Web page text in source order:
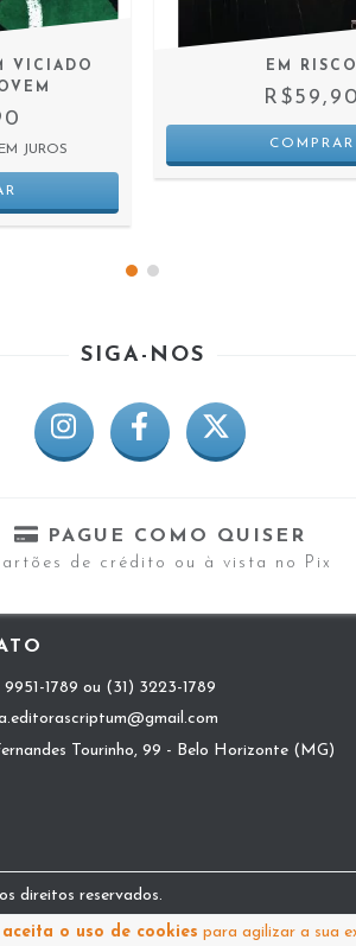
aceita o uso de cookies para agilizar a sua
VICIADO
JUROS
EM RISCO
R$59,90
SIGA-NOS
PAGUE COMO QUISER
de crédito ou à vista no Pix
9951-1789 ou (31) 3223-1789
Tourinho, 99 - Belo Horizonte (MG)
direitos reservados.